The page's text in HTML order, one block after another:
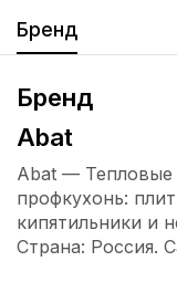
Бренд
Бренд
Abat
Abat — Тепловые
профкухонь:
кипятильники и
Страна: Россия.